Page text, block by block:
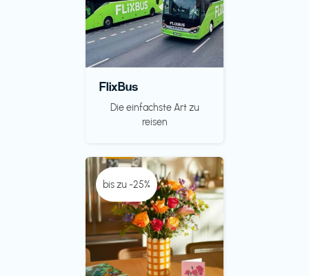
FlixBus
Die einfachste Art zu
reisen
bis zu -25%